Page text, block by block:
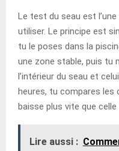
Le test du seau est
utiliser. Le principe est
tu le poses dans la
une zone stable, puis tu
l’intérieur du seau et
heures, tu compares les
baisse plus vite que
Lire aussi :